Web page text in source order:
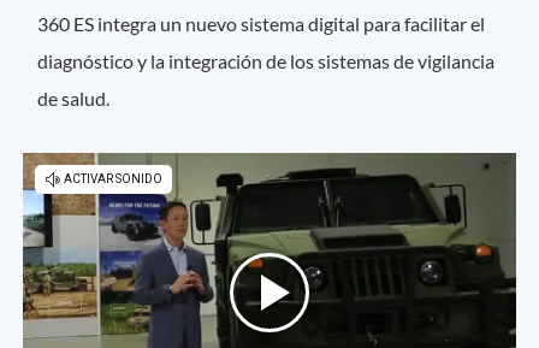
360 ES integra un nuevo sistema digital para facilitar el
diagnóstico y la integración de los sistemas de vigilancia
de salud.